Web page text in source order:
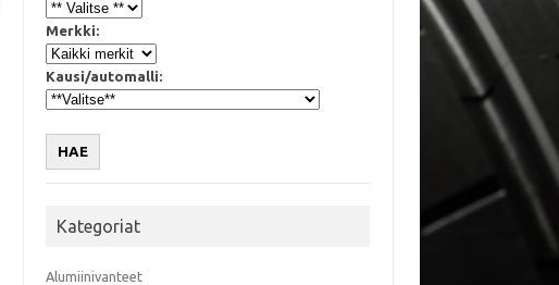
Merkki:
Kausi/automalli:
HAE
Kategoriat
Alumiinivanteet